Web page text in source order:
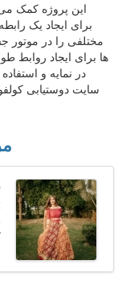
این پروژه کمک
برای ایجاد یک
مختلفی را در موتور
ها برای ایجاد روابط
در نمایه و
سایت دوستیابی